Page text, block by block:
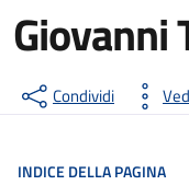
Giovanni
Condividi
INDICE DELLA PAGINA